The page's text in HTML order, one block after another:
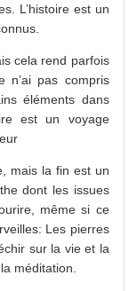
L’histoire est un
cela rend parfois
n’ai pas compris
éléments dans
est un voyage
mais la fin est un
dont les issues
même si ce
Les pierres
sur la vie et la
méditation.